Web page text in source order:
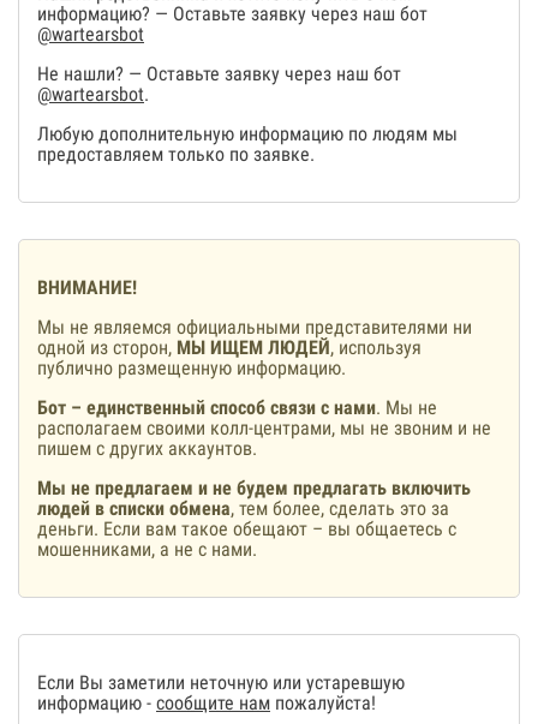
информацию? — Оставьте заявку через наш бот
@wartearsbot
Не нашли? — Оставьте заявку через наш бот
@wartearsbot.
Любую дополнительную информацию по людям мы
предоставляем только по заявке.
ВНИМАНИЕ!
Мы не являемся официальными представителями ни
одной из сторон, МЫ ИЩЕМ ЛЮДЕЙ, используя
публично размещенную информацию.
Бот – единственный способ связи с нами. Мы не
располагаем своими колл-центрами, мы не звоним и не
пишем с других аккаунтов.
Мы не предлагаем и не будем предлагать включить
людей в списки обмена, тем более, сделать это за
деньги. Если вам такое обещают – вы общаетесь с
мошенниками, а не с нами.
Если Вы заметили неточную или устаревшую
информацию - сообщите нам пожалуйста!